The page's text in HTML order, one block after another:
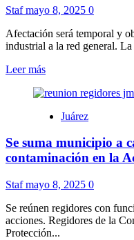
Zaragoza
hacer
acopio
agua
suspensión
servicio
viernes.
Stafmayo 8, 2025 0
Afectación será temporal y
industrial a la red general.
Leer másLeer
sobre
JMAS
del
servicio
la
Colonia
México
68
y
Juárez
Se suma municipio a
contaminación en la
Stafmayo 8, 2025 0
Se reúnen regidores con
acciones. Regidores de la
Protección...